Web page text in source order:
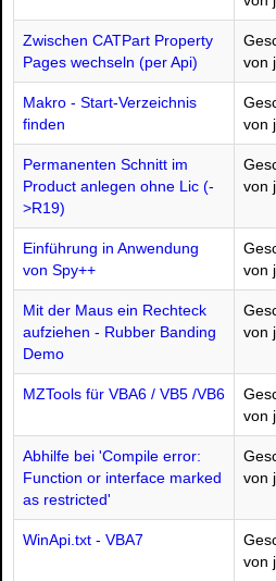
Zwischen CATPart Property
Pages wechseln (per Api)
von
Makro - Start-Verzeichnis
finden
von
Permanenten Schnitt im
Product anlegen ohne Lic (-
>R19)
von
Einführung in Anwendung
von Spy++
von
Mit der Maus ein Rechteck
aufziehen - Rubber Banding
Demo
von
MZTools für VBA6 / VB5 /VB6
von
Abhilfe bei 'Compile error:
Function or interface marked
as restricted'
von
WinApi.txt - VBA7
von